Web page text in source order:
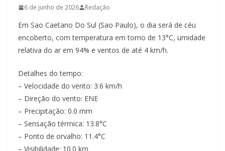
6 de junho de 2026 Redação
Em Sao Caetano Do Sul (Sao Paulo), o dia será de céu
encoberto, com temperatura em torno de 13°C, umidade
relativa do ar em 94% e ventos de até 4 km/h.
Detalhes do tempo:
– Velocidade do vento: 3.6 km/h
– Direção do vento: ENE
– Precipitação: 0.0 mm
– Sensação térmica: 13.8°C
– Ponto de orvalho: 11.4°C
– Visibilidade: 10.0 km